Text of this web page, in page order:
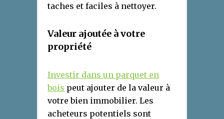
taches et faciles à nettoyer.
Valeur ajoutée àvotre
propriété
Investir dans un parquet en
bois peut ajouter de la valeur à
votre bien immobilier. Les
acheteurs potentiels sont